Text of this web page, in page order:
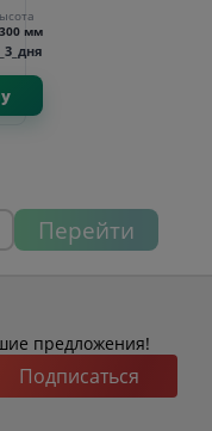
мм
Перейти
предложения!
Подписаться